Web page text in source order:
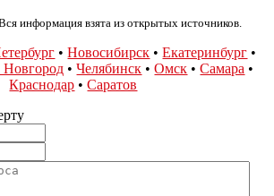
информация взята из открытых источников.
•Новосибирск •Екатеринбург •
•Челябинск •Омск •Самара •
Краснодар •Саратов